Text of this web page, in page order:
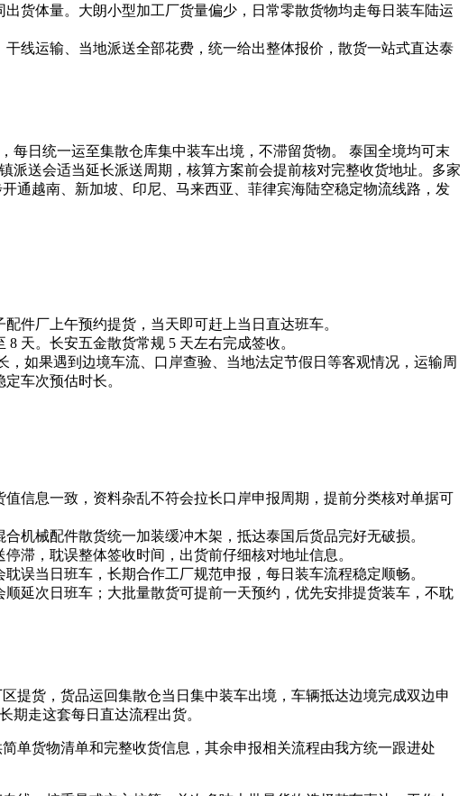
货体量。大朗小型加工厂货量偏少，日常零散货物均走每日装车陆运
线运输、当地派送全部花费，统一给出整体报价，散货一站式直达泰
每日统一运至集散仓库集中装车出境，不滞留货物。 泰国全境均可末
送会适当延长派送周期，核算方案前会提前核对完整收货地址。多家
通越南、新加坡、印尼、马来西亚、菲律宾海陆空稳定物流线路，发
件厂上午预约提货，当天即可赶上当日直达班车。
天。长安五金散货常规 5 天左右完成签收。
如果遇到边境车流、口岸查验、当地法定节假日等客观情况，运输周
车次预估时长。
信息一致，资料杂乱不符会拉长口岸申报周期，提前分类核对单据可
机械配件散货统一加装缓冲木架，抵达泰国后货品完好无破损。
滞，耽误整体签收时间，出货前仔细核对地址信息。
误当日班车，长期合作工厂规范申报，每日装车流程稳定顺畅。
延次日班车；大批量散货可提前一天预约，优先安排提货装车，不耽
提货，货品运回集散仓当日集中装车出境，车辆抵达边境完成双边申
期走这套每日直达流程出货。
单货物清单和完整收货信息，其余申报相关流程由我方统一跟进处